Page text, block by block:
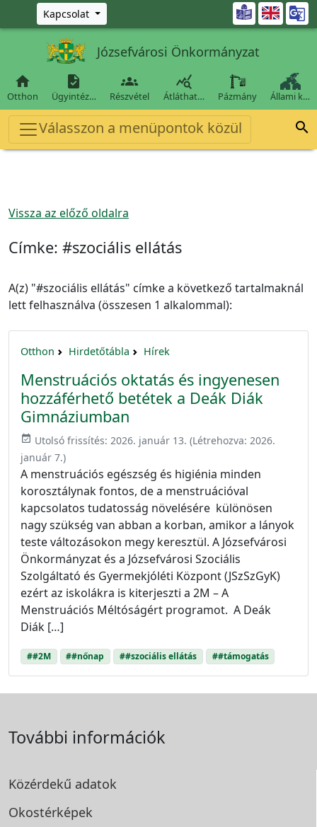
Ugrás a fő tartalomra
Kapcsolat 
Józsefvárosi Önkormányzat

Otthon

Ügyintéz…

Részvétel

Átláthat… Pázmány Állami k…
Válasszon a menüpontok közül 
Vissza az előző oldalra
Címke: #szociális ellátás
A(z) "#szociális ellátás" címke a következő tartalmaknál
lett felhasználva (összesen 1 alkalommal):
Otthon Hirdetőtábla Hírek
Menstruációs oktatás és ingyenesen
hozzáférhető betétek a Deák Diák
Gimnáziumban
event_available Utolsó frissítés: 2026. január 13. (Létrehozva: 2026.
január 7.)
A menstruációs egészség és higiénia minden
korosztálynak fontos, de a menstruációval
kapcsolatos tudatosság növelésére különösen
nagy szükség van abban a korban, amikor a lányok
teste változásokon megy keresztül. A Józsefvárosi
Önkormányzat és a Józsefvárosi Szociális
Szolgáltató és Gyermekjóléti Központ (JSzSzGyK)
ezért az iskolákra is kiterjeszti a 2M – A
Menstruációs Méltóságért programot. A Deák
Diák […]
##2M ##nőnap ##szociális ellátás ##támogatás
További információk
Közérdekű adatok
Okostérképek